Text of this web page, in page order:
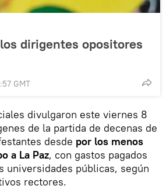
dirigentes opositores
GMT
divulgaron este viernes 8
de la partida de decenas de
desde por los menos
a La Paz, con gastos pagados
universidades públicas, según
rectores.